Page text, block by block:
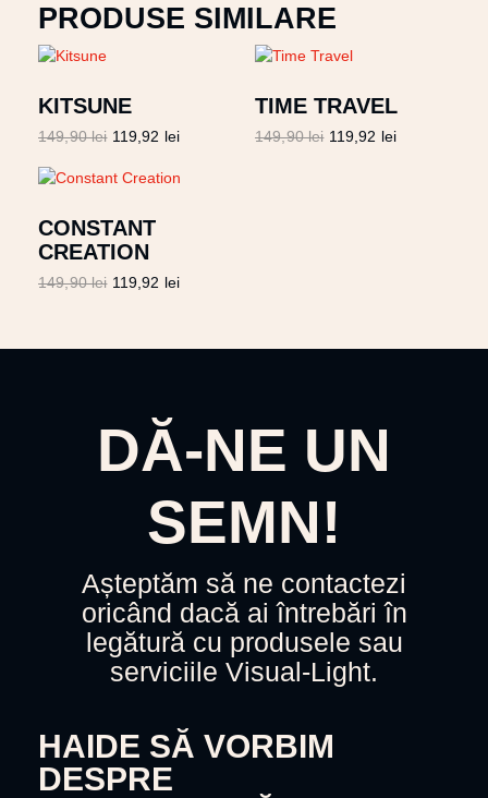
PRODUSE SIMILARE
KITSUNE
149,90lei 119,92 lei
TIME TRAVEL
149,90lei 119,92 lei
CONSTANT
CREATION
149,90lei 119,92 lei
DĂ-NE UN
SEMN!
Așteptăm să ne contactezi
oricând dacă ai întrebări în
legătură cu produsele sau
serviciile Visual-Light.
HAIDE SĂ VORBIM
DESPRE